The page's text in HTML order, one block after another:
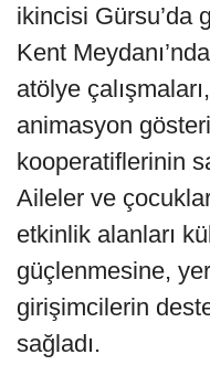
ikincisi Gürsu’da
Kent
atölye
animasyon
kooperatiflerinin
Aileler ve
etkinlik alanları
güçlenmesine,
girişimcilerin
sağladı.